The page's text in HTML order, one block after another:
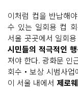
이처럼 컵을 반납해
수 있는 일회용 컵
서울 곳곳에서 일회
시민들의 적극적인
져야 한다. 광화문 인
회수‧보상 시범사업
이 서울 내에서 제로